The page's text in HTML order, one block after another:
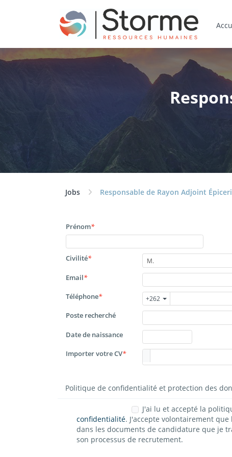
Jobs Responsable de Rayon Adjoint
Prénom*
Civilité* M.
Email*
Téléphone* +262
Poste recherché
Date de naissance
Importer votre CV*
Politique de confidentialité et protection des
J'ai lu et accepté la
confidentialité. J'accepte volontairement
son processus de recrutement.